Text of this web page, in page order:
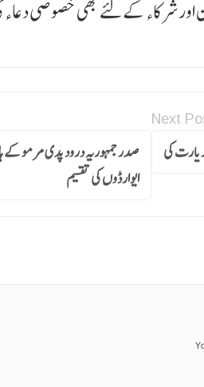
اور شرکاء کے لئے بھی خصوصی
صدر جمہوریہ درودپدی مرمو کے
ایوارڈوں کی تقسیم
Next
کی